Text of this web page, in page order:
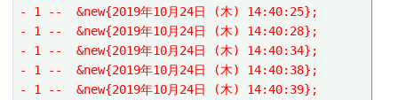
- 1 --  &new{2019年10月24日 (木) 14:40:25};
- 1 --  &new{2019年10月24日 (木) 14:40:28};
- 1 --  &new{2019年10月24日 (木) 14:40:34};
- 1 --  &new{2019年10月24日 (木) 14:40:38};
- 1 --  &new{2019年10月24日 (木) 14:40:39};